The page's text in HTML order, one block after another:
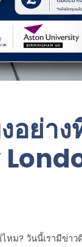
อย่า
หม? วันนี้เรามีข่า